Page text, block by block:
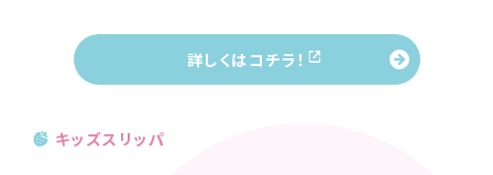
詳しくはコチラ！
キッズスリッパ